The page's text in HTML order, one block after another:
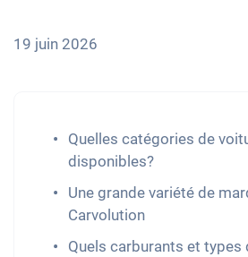
19 juin 2026
Quelles catégories de
disponibles?
Une grande variété de
Carvolution
Quels carburants et types